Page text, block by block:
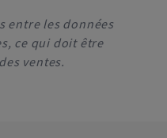
entre les données
ce qui doit être
ventes.